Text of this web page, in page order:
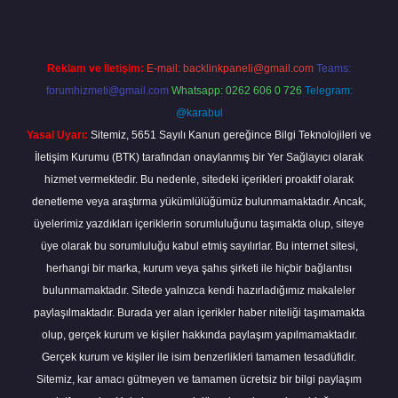
Reklam ve İletişim: E-mail: backlinkpaneli@gmail.com Teams:
forumhizmeti@gmail.com Whatsapp: 0262 606 0 726 Telegram:
@karabul
Yasal Uyarı: Sitemiz, 5651 Sayılı Kanun gereğince Bilgi Teknolojileri ve
İletişim Kurumu (BTK) tarafından onaylanmış bir Yer Sağlayıcı olarak
hizmet vermektedir. Bu nedenle, sitedeki içerikleri proaktif olarak
denetleme veya araştırma yükümlülüğümüz bulunmamaktadır. Ancak,
üyelerimiz yazdıkları içeriklerin sorumluluğunu taşımakta olup, siteye
üye olarak bu sorumluluğu kabul etmiş sayılırlar. Bu internet sitesi,
herhangi bir marka, kurum veya şahıs şirketi ile hiçbir bağlantısı
bulunmamaktadır. Sitede yalnızca kendi hazırladığımız makaleler
paylaşılmaktadır. Burada yer alan içerikler haber niteliği taşımamakta
olup, gerçek kurum ve kişiler hakkında paylaşım yapılmamaktadır.
Gerçek kurum ve kişiler ile isim benzerlikleri tamamen tesadüfidir.
Sitemiz, kar amacı gütmeyen ve tamamen ücretsiz bir bilgi paylaşım